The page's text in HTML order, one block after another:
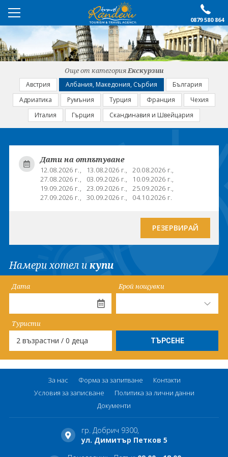
0879 580 864
ПРЕПОРЪЧАНО
ЕКСКУРЗИИ
ПОЧИВКИ
Политика за лични
данни
Документи
ПОСЛЕДВАЙТЕ НИ
Още от категорияЕкскурзии
Австрия Албания, Македония, Сърбия
България
Адриатика
Румъния Турция Франция
Чехия
Италия
Гърция Скандинавия и Швейцария
Дати на отпътуване
12.08.2026 г., 13.08.2026 г.,20.08.2026 г.,
27.08.2026 г., 03.09.2026 г., 10.09.2026 г.,
19.09.2026 г., 23.09.2026 г.,25.09.2026 г.,
27.09.2026 г., 30.09.2026 г., 04.10.2026 г.
РЕЗЕРВИРАЙ
Намери хотел икупи
Дата Брой нощувки
Туристи
2 възрастни / 0 деца
За нас Форма за запитване
Контакти
Условия за записване
Политика за лични данни
Документи
гр. Добрич 9300,
ул. Димитър Петков 5